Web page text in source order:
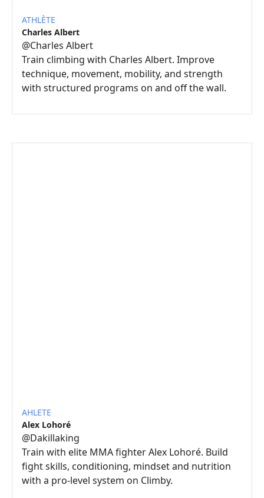
ATHLÈTE
Charles Albert
@Charles Albert
Train climbing with Charles Albert. Improve
technique, movement, mobility, and strength
with structured programs on and off the wall.
AHLETE
Alex Lohoré
@Dakillaking
Train with elite MMA fighter Alex Lohoré. Build
fight skills, conditioning, mindset and nutrition
with a pro-level system on Climby.